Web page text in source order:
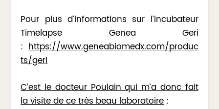
Pour plus d’informations sur l’incubateur
Timelapse Genea Geri
:https://www.geneabiomedx.com/produc
ts/geri
C’est le docteur Poulain qui m’a donc fait
la visite de ce très beau laboratoire: